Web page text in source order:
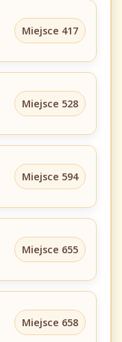
Miejsce 417
Miejsce 528
Miejsce 594
Miejsce 655
Miejsce 658